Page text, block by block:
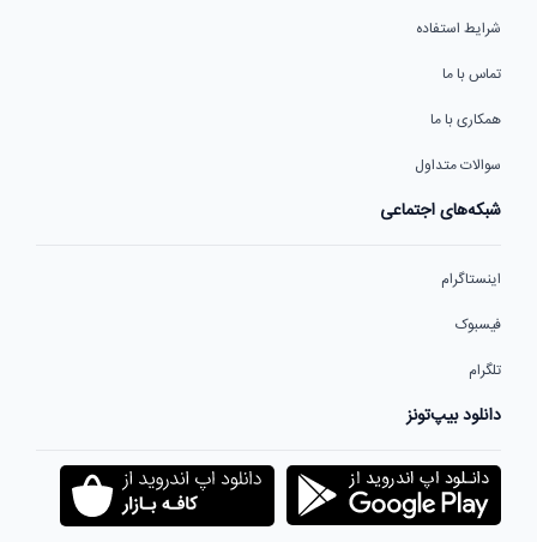
شرایط استفاده
تماس با ما
همکاری با ما
سوالات متداول
شبکه‌های اجتماعی
اینستاگرام
فیسبوک
تلگرام
دانلود بیپ‌تونز